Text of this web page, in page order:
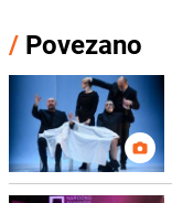
/ Povezano